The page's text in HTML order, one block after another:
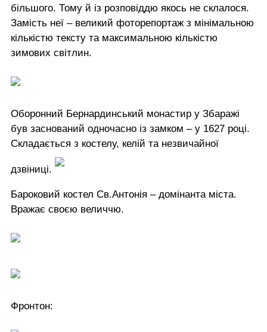
більшого. Тому й із розповіддю якось не склалося.
Замість неї – великий фоторепортаж з мінімальною
кількістю тексту та максимальною кількістю
зимових світлин.
Оборонний Бернардинський монастир у Збаражі
був заснований одночасно із замком – у 1627 році.
Складається з костелу, келій та незвичайної
дзвіниці.
Бароковий костел Св.Антонія – домінанта міста.
Вражає своєю величчю.
Фронтон: